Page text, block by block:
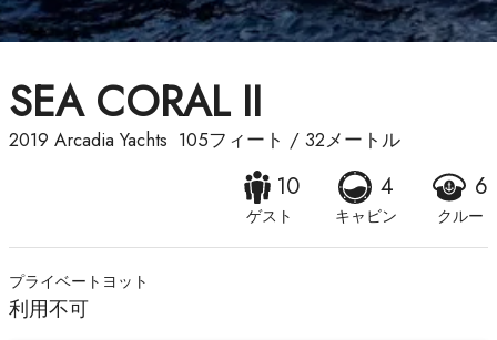
SEA CORAL II
2019 Arcadia Yachts 105フィート / 32メートル
10
ゲスト
4
キャビン
6
クルー
プライベートヨット
利用不可